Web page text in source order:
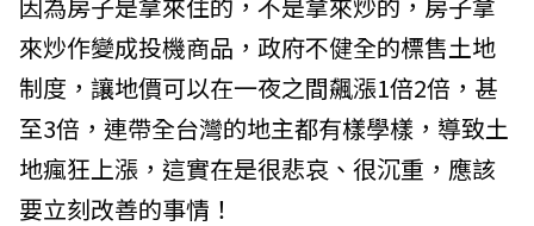
因為房子是拿來住的，不是拿來炒的，房子拿
來炒作變成投機商品，政府不健全的標售土地
制度，讓地價可以在一夜之間飆漲1倍2倍，甚
至3倍，連帶全台灣的地主都有樣學樣，導致土
地瘋狂上漲，這實在是很悲哀、很沉重，應該
要立刻改善的事情！